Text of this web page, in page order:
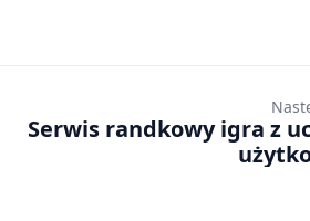
Serwis randkowy igra z